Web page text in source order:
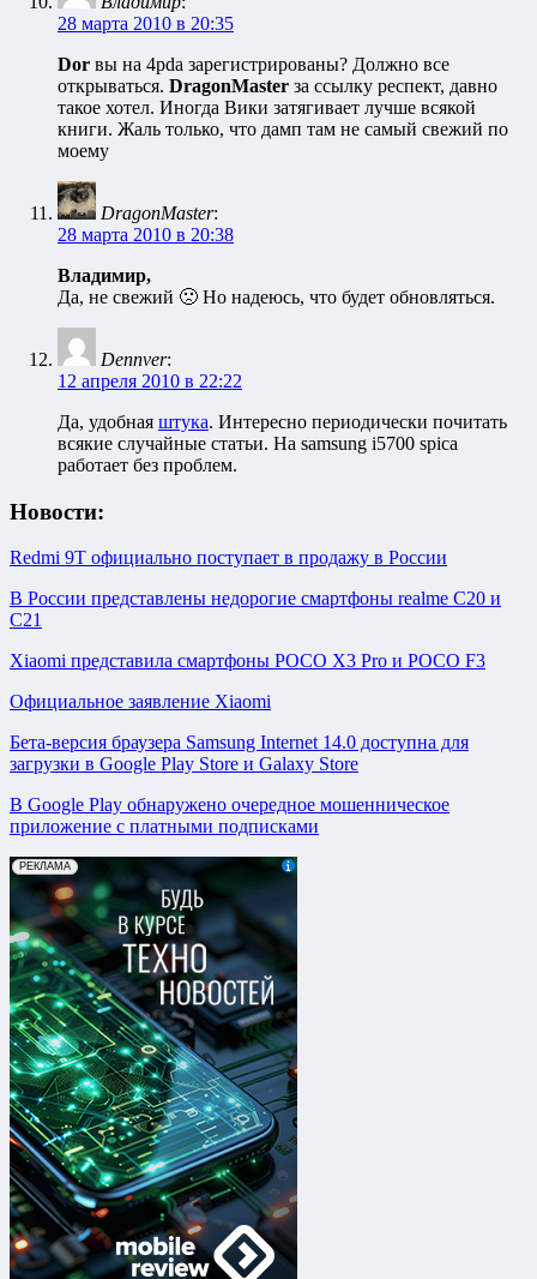
28 марта 2010 в 20:35
Dor вы на 4pda зарегистрированы? Должно все
открываться. DragonMaster за ссылку респект, давно
такое хотел. Иногда Вики затягивает лучше всякой
книги. Жаль только, что дамп там не самый свежий по
моему
DragonMaster:
28 марта 2010 в 20:38
Владимир,
Да, не свежий 🙁 Но надеюсь, что будет обновляться.
Dennver:
12 апреля 2010 в 22:22
Да, удобная штука. Интересно периодически почитать
всякие случайные статьи. На samsung i5700 spica
работает без проблем.
Новости:
Redmi 9T официально поступает в продажу в России
В России представлены недорогие смартфоны realme C20 и
C21
Xiaomi представила смартфоны POCO X3 Pro и POCO F3
Официальное заявление Xiaomi
Бета-версия браузера Samsung Internet 14.0 доступна для
загрузки в Google Play Store и Galaxy Store
В Google Play обнаружено очередное мошенническое
приложение с платными подписками